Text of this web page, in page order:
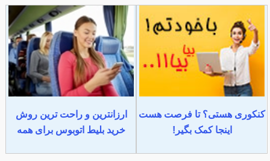
کنکوری هستی؟ تا فرصت هست
اینجا کمک بگیر!
ارزانترین و راحت ترین روش
خرید بلیط اتوبوس برای همه